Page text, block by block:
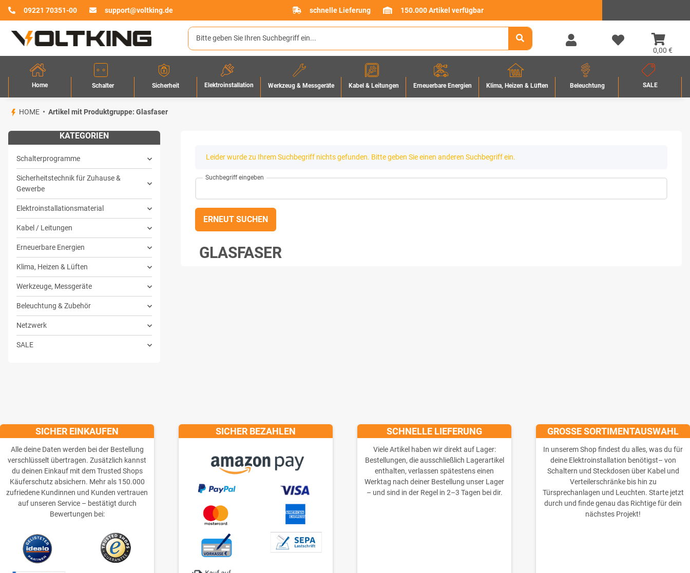
09221 70351-00 support@voltking.de schnelle Lieferung 150.000 Artikel verfügbar
0,00 €
Home Schalter Sicherheit Elektroinstallation Werkzeug & Messgeräte Kabel & Leitungen Erneuerbare Energien Klima, Heizen & Lüften Beleuchtung SALE
HOME Artikel mit Produktgruppe: Glasfaser
xLeider wurde zu Ihrem Suchbegriff nichts gefunden. Bitte geben Sie einen anderen Suchbegriff ein.
Suchbegriff eingeben
ERNEUT SUCHEN
GLASFASER
KATEGORIEN
Schalterprogramme
Sicherheitstechnik für Zuhause &
Gewerbe
Elektroinstallationsmaterial
Kabel / Leitungen
Erneuerbare Energien
Klima, Heizen & Lüften
Werkzeuge, Messgeräte
Beleuchtung & Zubehör
Netzwerk
SALE
SICHER EINKAUFEN
Alle deine Daten werden bei der Bestellung
verschlüsselt übertragen. Zusätzlich kannst
du deinen Einkauf mit dem Trusted Shops
Käuferschutz absichern. Mehr als 150.000
zufriedene Kundinnen und Kunden vertrauen
auf unseren Service – bestätigt durch
Bewertungen bei:
SICHER BEZAHLEN SCHNELLE LIEFERUNG
Viele Artikel haben wir direkt auf Lager:
Bestellungen, die ausschließlich Lagerartikel
enthalten, verlassen spätestens einen
Werktag nach deiner Bestellung unser Lager
– und sind in der Regel in 2–3 Tagen bei dir.
GROSSE SORTIMENTAUSWAHL
In unserem Shop findest du alles, was du für
deine Elektroinstallation benötigst– von
Schaltern und Steckdosen über Kabel und
Verteilerschränke bis hin zu
Türsprechanlagen und Leuchten. Starte jetzt
durch und finde genau das Richtige für dein
nächstes Projekt!